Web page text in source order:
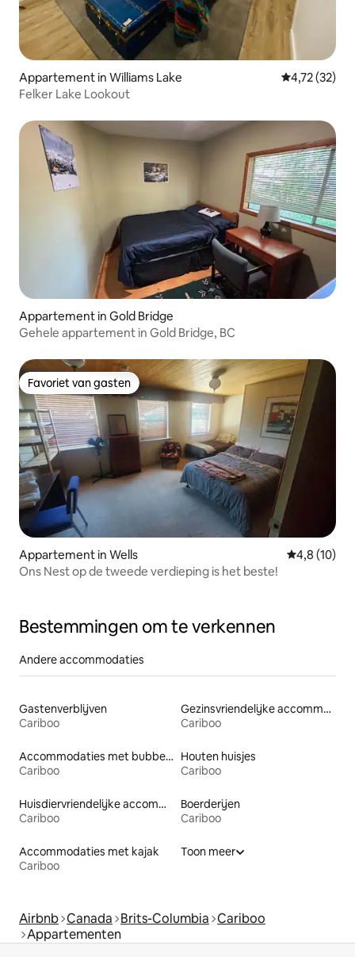
Appartement in Williams Lake Gemiddelde
4,72 (32)
Felker Lake Lookout
Appartement in Gold Bridge
Gehele appartement in Gold Bridge, BC
Favoriet van gasten
Favoriet van gasten
Appartement in Wells
4,8 (10)
Ons Nest op de tweede verdieping is het beste!
Bestemmingen om te verkennen
Andere accommodaties
Gastenverblijven
Cariboo
Gezinsvriendelijke accommodaties
Cariboo
Accommodaties met bubbelbad
Cariboo
Houten huisjes
Cariboo
Huisdiervriendelijke accommodaties
Cariboo
Boerderijen
Cariboo
Accommodaties met kajak
Cariboo
Toon meer
Airbnb Canada Brits-Columbia Cariboo
Appartementen